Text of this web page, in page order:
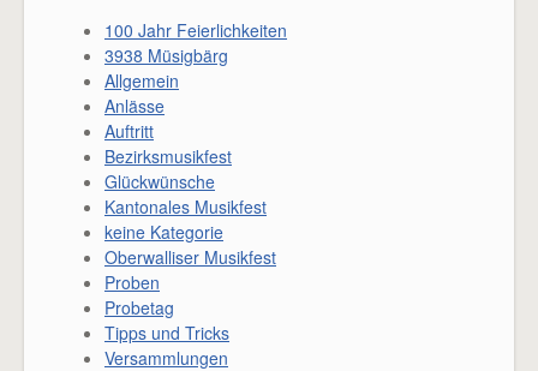
100 Jahr Feierlichkeiten
3938 Müsigbärg
Allgemein
Anlässe
Auftritt
Bezirksmusikfest
Glückwünsche
Kantonales Musikfest
keine Kategorie
Oberwalliser Musikfest
Proben
Probetag
Tipps und Tricks
Versammlungen